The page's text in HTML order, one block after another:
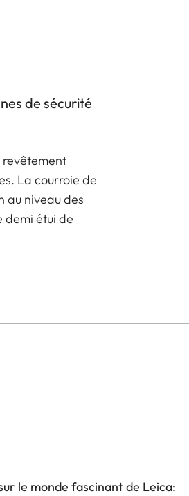
de sécurité
revêtement
La courroie de
au niveau des
étui de
Q2, Q3 et
le monde fascinant de Leica: